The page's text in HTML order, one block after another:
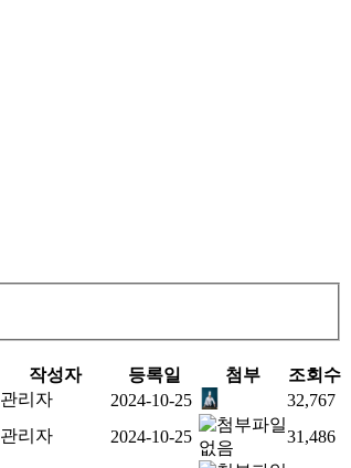
작성자 등록일 첨부
조회수
관리자 2024-10-25
32,767
관리자 2024-10-25 31,486